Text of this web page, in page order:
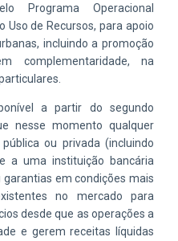
Programa Operacional
Uso de Recursos, para apoio
incluindo a promoção
complementaridade, na
a partir do segundo
nesse momento qualquer
ou privada (incluindo
a uma instituição bancária
em condições mais
no mercado para
desde que as operações a
e gerem receitas líquidas